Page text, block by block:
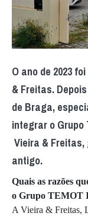
O ano de 2023
& Freitas.
de Braga,
integrar o Grupo
Vieira & Freitas,
antigo.
Quais as razões
o Grupo TEMOT
A Vieira & Freitas,